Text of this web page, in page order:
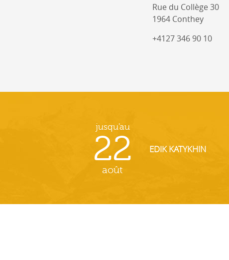
Rue du Collège 30
1964 Conthey
+4127 346 90 10
jusqu'au
22
août
EDIK KATYKHIN